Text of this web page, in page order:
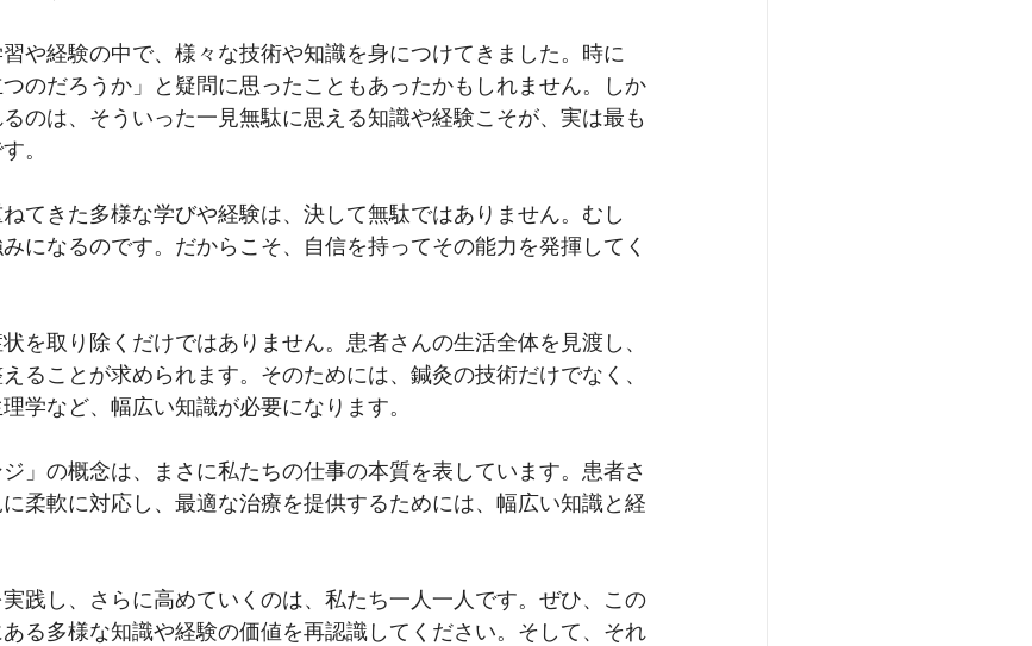
や経験の中で、様々な技術や知識を身につけてきました。時に
のだろうか」と疑問に思ったこともあったかもしれません。しか
のは、そういった一見無駄に思える知識や経験こそが、実は最も
。
てきた多様な学びや経験は、決して無駄ではありません。むし
になるのです。だからこそ、自信を持ってその能力を発揮してく
を取り除くだけではありません。患者さんの生活全体を見渡し、
ることが求められます。そのためには、鍼灸の技術だけでなく、
学など、幅広い知識が必要になります。
」の概念は、まさに私たちの仕事の本質を表しています。患者さ
柔軟に対応し、最適な治療を提供するためには、幅広い知識と経
践し、さらに高めていくのは、私たち一人一人です。ぜひ、この
る多様な知識や経験の価値を再認識してください。そして、それ